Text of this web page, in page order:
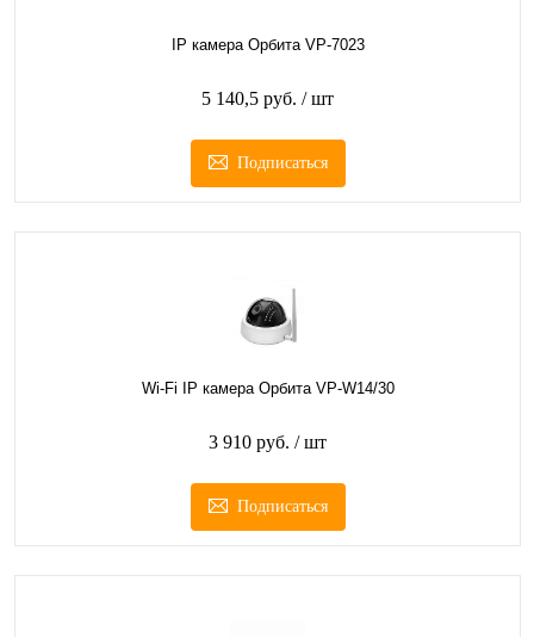
IP камера Орбита VP-7023
5 140,5 руб. / шт
Подписаться
Wi-Fi IP камера Орбита VP-W14/30
3 910 руб. / шт
Подписаться